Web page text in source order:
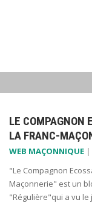
LE COMPAGNON
LA FRANC-
WEB MAÇONNIQUE |
"Le Compagnon
Maçonnerie" est un
"Régulière"qui a vu le